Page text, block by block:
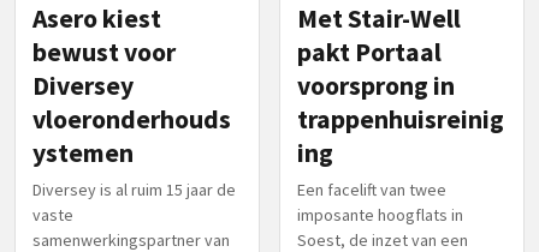
Asero kiest
bewust voor
Diversey
vloeronderhouds
ystemen
Diversey is al ruim 15 jaar de
vaste
samenwerkingspartner van
Met Stair-Well
pakt Portaal
voorsprong in
trappenhuisreinig
ing
Een facelift van twee
imposante hoogflats in
Soest, de inzet van een